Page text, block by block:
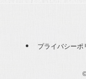
プライバシーポ